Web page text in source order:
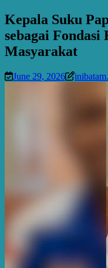
Kepala Suku
sebagai Fondasi
Masyarakat
June 29, 2026